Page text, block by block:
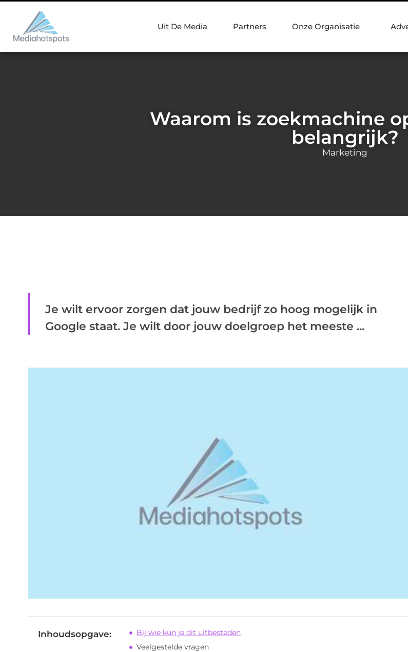
Uit De Media Partners Onze Organisatie
Waarom is zoekmachine
belangrijk?
Marketing
Je wilt ervoor zorgen dat jouw bedrijf zo hoog mogelijk in
Google staat. Je wilt door jouw doelgroep het meeste ...
Inhoudsopgave:
Bij wie kun je dit uitbesteden
Veelgestelde vragen